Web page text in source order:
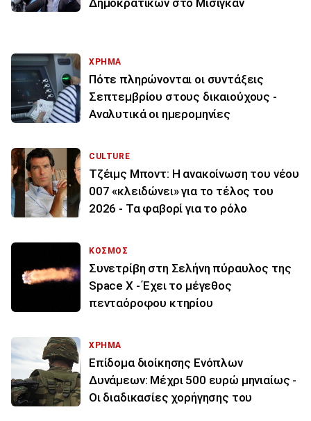
ΧΡΗΜΑ
Πότε πληρώνονται οι συντάξεις
Σεπτεμβρίου στους δικαιούχους -
Αναλυτικά οι ημερομηνίες
CULTURE
Τζέιμς Μποντ: Η ανακοίνωση του νέου
007 «κλειδώνει» για το τέλος του
2026 - Τα φαβορί για το ρόλο
ΚΟΣΜΟΣ
Συνετρίβη στη Σελήνη πύραυλος της
Space X - Έχει το μέγεθος
πενταόροφου κτηρίου
ΧΡΗΜΑ
Επίδομα διοίκησης Ενόπλων
Δυνάμεων: Μέχρι 500 ευρώ μηνιαίως -
Οι διαδικασίες χορήγησης του